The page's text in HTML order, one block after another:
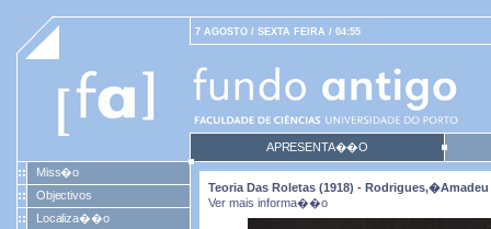
7 AGOSTO / SEXTA FEIRA / 04:55
APRESENTA��O
Miss�o
Objectivos
Localiza��o
Teoria Das Roletas (1918) - Rodrigues,�Amadeu
Ver mais informa��o